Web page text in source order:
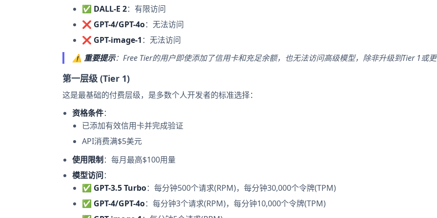
✅ DALL-E 2：有限访问
❌ GPT-4/GPT-4o：无法访问
❌ GPT-image-1 ：无法访问
⚠️ 重要提示：Free Tier的用户即使添加了信用卡和充足余额，也无法访问高级模型，除非升级到Tier 1或更
第一层级 (Tier 1)
这是最基础的付费层级，是多数个人开发者的标准选择：
资格条件：
已添加有效信用卡并完成验证
API消费满$5美元
使用限制 ：每月最高$100用量
模型访问：
✅ GPT-3.5 Turbo：每分钟500个请求(RPM)，每分钟30,000个令牌(TPM)
✅ GPT-4/GPT-4o：每分钟3个请求(RPM)，每分钟10,000个令牌(TPM)